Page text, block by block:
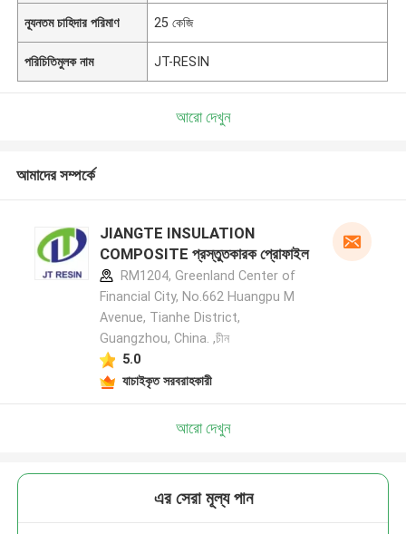
ন্যূনতম চাহিদার পরিমাণ 25 কেজি
পরিচিতিমুলক নাম JT-RESIN
আরো দেখুন
আমাদের সম্পর্কে
JIANGTE INSULATION
COMPOSITE প্রস্তুতকারক প্রোফাইল
RM1204, Greenland Center of
Financial City, No.662 Huangpu M
Avenue, Tianhe District,
Guangzhou, China. ,চীন
5.0
যাচাইকৃত সরবরাহকারী
আরো দেখুন
এর সেরা মূল্য পান